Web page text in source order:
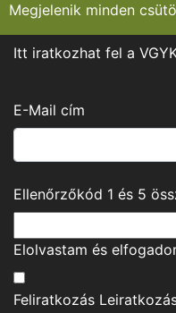
Megjelenik minden
Itt iratkozhat fel a
E-Mail cím
Ellenőrzőkód 1 és 5
Elolvastam és
Feliratkozás